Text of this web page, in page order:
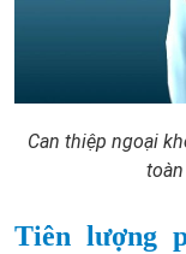
Can thiệp ngoại
Tiên lượng